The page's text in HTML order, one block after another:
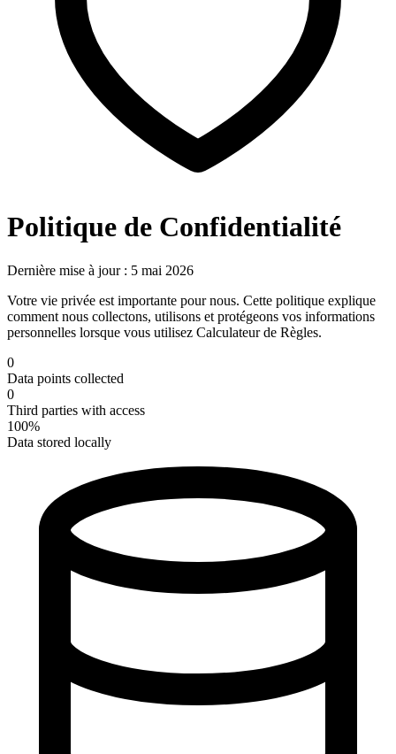
Politique de Confidentialité
Dernière mise à jour : 5 mai 2026
Votre vie privée est importante pour nous. Cette politique explique
comment nous collectons, utilisons et protégeons vos informations
personnelles lorsque vous utilisez Calculateur de Règles.
0
Data points collected
0
Third parties with access
100%
Data stored locally